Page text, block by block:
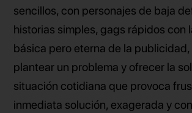
sencillos, con personajes de baja
historias simples, gags rápidos con
básica pero eterna de la
plantear un problema y ofrecer la
situación cotidiana que provoca
inmediata solución, exagerada y